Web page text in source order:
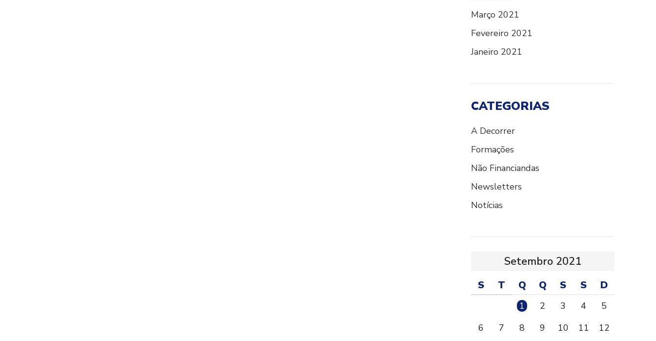
Março 2021
Fevereiro 2021
Janeiro 2021
CATEGORIAS
A Decorrer
Formações
Não Financiandas
Newsletters
Notícias
Setembro 2021
S T Q Q S S D
1 2 3 4
5
6
7 8 9 10 11 12